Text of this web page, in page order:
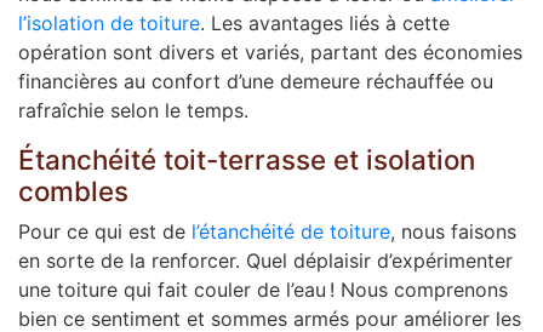
l’isolation de toiture. Les avantages liés à cette
opération sont divers et variés, partant des économies
financières au confort d’une demeure réchauffée ou
rafraîchie selon le temps.
Étanchéité toit-terrasse et isolation
combles
Pour ce qui est de l’étanchéité de toiture, nous faisons
en sorte de la renforcer. Quel déplaisir d’expérimenter
une toiture qui fait couler de l’eau ! Nous comprenons
bien ce sentiment et sommes armés pour améliorer les